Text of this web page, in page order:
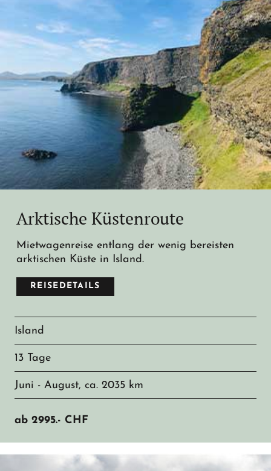
Arktische Küstenroute
Mietwagenreise entlang der wenig bereisten
arktischen Küste in Island.
REISEDETAILS
Island
13 Tage
Juni - August, ca. 2035 km
ab 2995.- CHF